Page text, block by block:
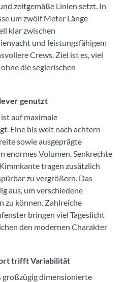
zeitgemäße Linien setzt. In
um zwölf Meter Länge
klar zwischen
und leistungsfähigem
Crews. Ziel ist es, viel
die seglerischen
genutzt
auf maximale
Eine bis weit nach achtern
sowie ausgeprägte
enormes Volumen. Senkrechte
tragen zusätzlich
zu vergrößern. Das
aus, um verschiedene
zu können. Zahlreiche
bringen viel Tageslicht
den modernen Charakter
trifft Variabilität
großzügig dimensionierte